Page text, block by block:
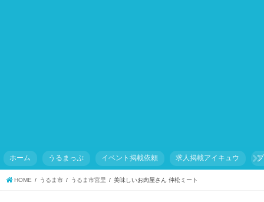
ホーム うるまっぷ イベント掲載依頼 求人掲載アイキュウ
HOME うるま市 うるま市宮里 美味しいお肉屋さん 仲松ミート